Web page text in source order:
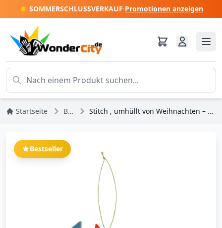
☀️ SOMMERSCHLUSSVERKAUF·Promotionen anzeigen
Startseite Bestseller Stitch , umhüllt von Weihnachten – Hängender Schmuck – DISNEY TRADITIONS
Bestseller